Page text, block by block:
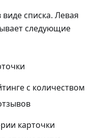
списка. Левая
следующие
с количеством
карточки